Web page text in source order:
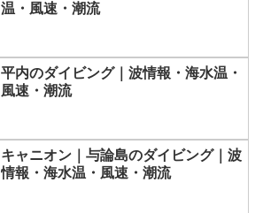
温・風速・潮流
平内のダイビング｜波情報・海水温・
風速・潮流
キャニオン｜与論島のダイビング｜波
情報・海水温・風速・潮流